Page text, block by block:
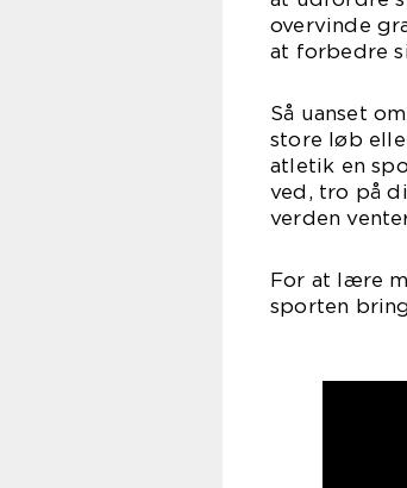
overvinde
at forbedre
Så uanset
store løb
atletik en
ved, tro på
verden
For at lære
sporten